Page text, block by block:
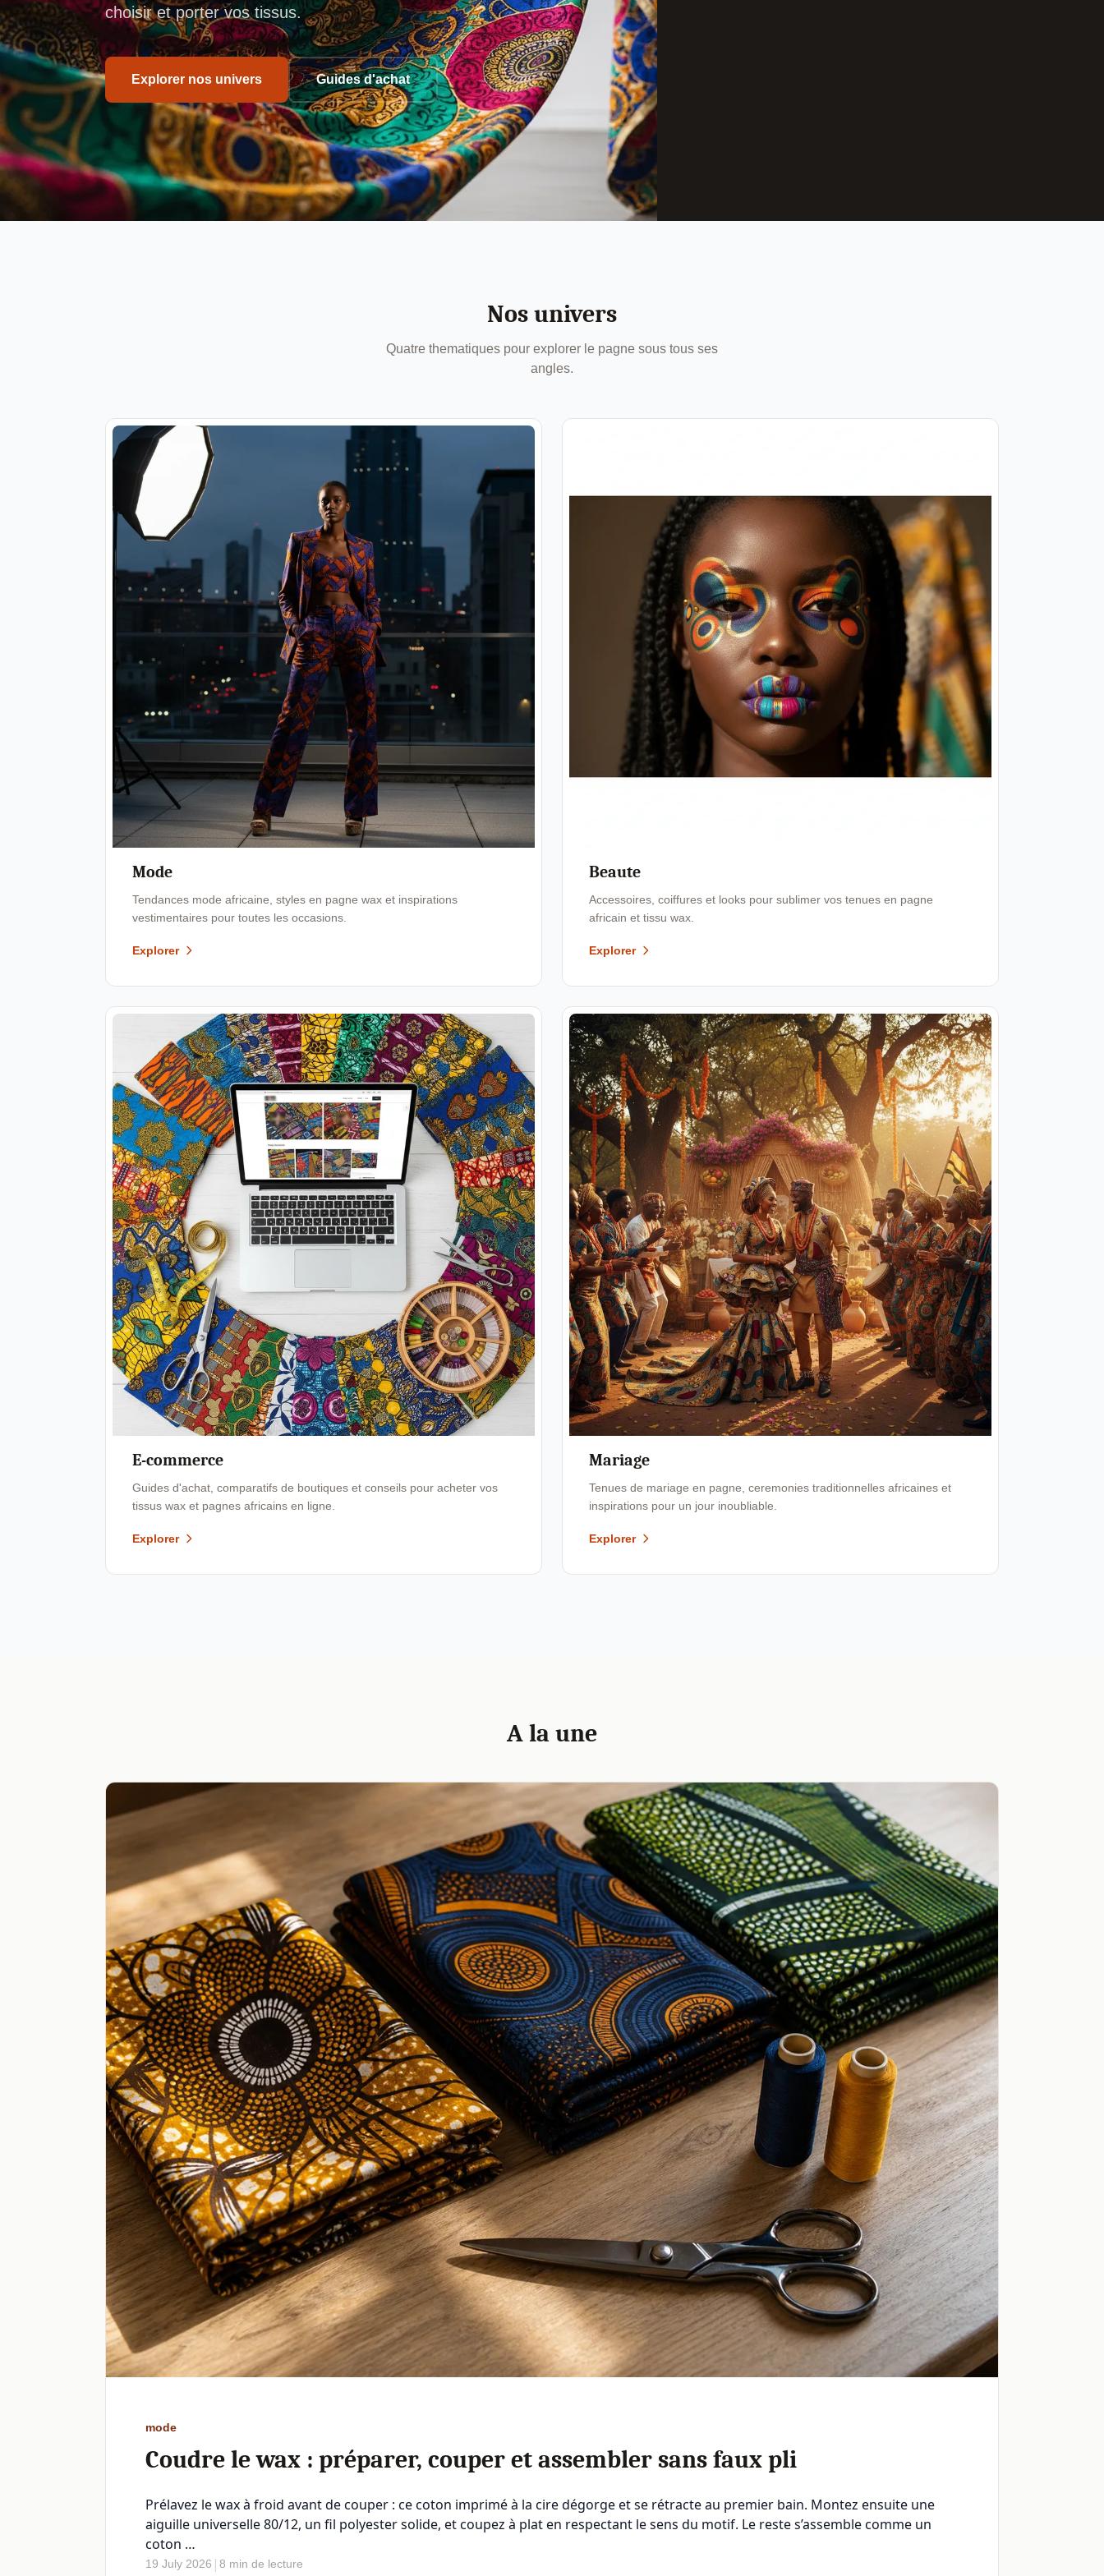
choisir et porter vos tissus.
Explorer nos univers Guides d'achat
Nos univers
Quatre thematiques pour explorer le pagne sous tous ses
angles.
Mode
Tendances mode africaine, styles en pagne wax et inspirations
vestimentaires pour toutes les occasions.
Explorer
Beaute
Accessoires, coiffures et looks pour sublimer vos tenues en pagne
africain et tissu wax.
Explorer
E-commerce
Guides d'achat, comparatifs de boutiques et conseils pour acheter vos
tissus wax et pagnes africains en ligne.
Explorer
Mariage
Tenues de mariage en pagne, ceremonies traditionnelles africaines et
inspirations pour un jour inoubliable.
Explorer
A la une
mode
Coudre le wax : préparer, couper et assembler sans faux pli
Prélavez le wax à froid avant de couper : ce coton imprimé à la cire dégorge et se rétracte au premier bain. Montez ensuite une
aiguille universelle 80/12, un fil polyester solide, et coupez à plat en respectant le sens du motif. Le reste s’assemble comme un
coton …
19 July 2026 | 8 min de lecture